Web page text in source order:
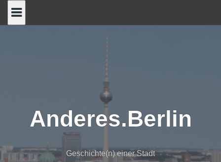
Anderes.Berlin
Geschichte(n) einer Stadt